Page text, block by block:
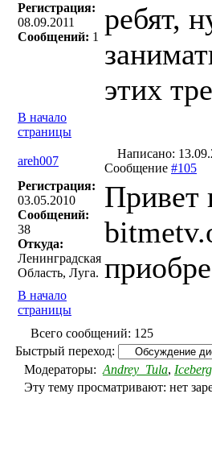
Регистрация:
08.09.2011
Сообщений: 1
ребят,
этих
В начало
страницы
areh007
Написано:
Сообщение #105
Регистрация:
03.05.2010
Сообщений:
38
Откуда:
Ленинградская
Область, Луга.
Привет
В начало
страницы
Всего сообщений: 125
Быстрый переход:
Модераторы: Andrey_Tula, Iceberg
Эту тему просматривают: нет